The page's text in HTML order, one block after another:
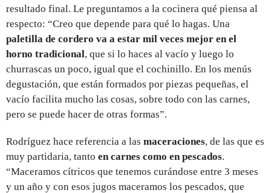
resultado final. Le preguntamos a la cocinera qué piensa al
respecto: “Creo que depende para qué lo hagas. Una
paletilla de cordero va a estar mil veces mejor en el
horno tradicional, que si lo haces al vacío y luego lo
churrascas un poco, igual que el cochinillo. En los menús
degustación, que están formados por piezas pequeñas, el
vacío facilita mucho las cosas, sobre todo con las carnes,
pero se puede hacer de otras formas”.
Rodríguez hace referencia a las maceraciones, de las que es
muy partidaria, tanto en carnes como en pescados.
“Maceramos cítricos que tenemos curándose entre 3 meses
y un año y con esos jugos maceramos los pescados, que